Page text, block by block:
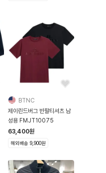
BTNC
제이린드버그 반팔티셔츠 남
성용 FMJT10075
63,400원
해외배송 9,900원